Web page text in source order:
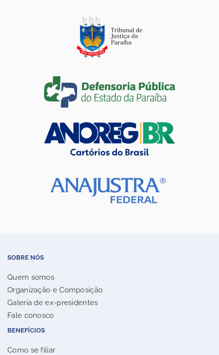
SOBRE NÓS
Quem somos
Organização e Composição
Galeria de ex-presidentes
Fale conosco
BENEFÍCIOS
Como se filiar